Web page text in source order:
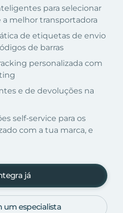
para selecionar
melhor transportadora
de etiquetas de envio
de barras
personalizada com
e de devoluções na
self-service para os
com a tua marca, e
já
um especialista